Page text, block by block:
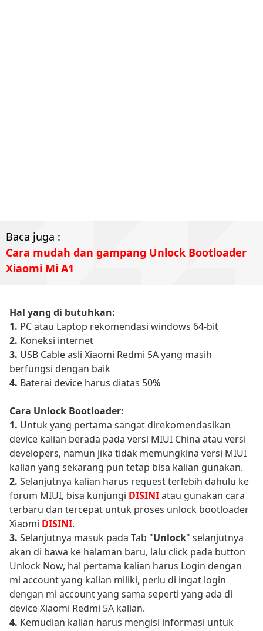
Baca juga :
Cara mudah dan gampang Unlock Bootloader
Xiaomi Mi A1
Hal yang di butuhkan:
1. PC atau Laptop rekomendasi windows 64-bit
2. Koneksi internet
3. USB Cable asli Xiaomi Redmi 5A yang masih
berfungsi dengan baik
4. Baterai device harus diatas 50%
Cara Unlock Bootloader:
1. Untuk yang pertama sangat direkomendasikan
device kalian berada pada versi MIUI China atau versi
developers, namun jika tidak memungkina versi MIUI
kalian yang sekarang pun tetap bisa kalian gunakan.
2. Selanjutnya kalian harus request terlebih dahulu ke
forum MIUI, bisa kunjungi DISINIatau gunakan cara
terbaru dan tercepat untuk proses unlock bootloader
Xiaomi DISINI.
3. Selanjutnya masuk pada Tab "Unlock" selanjutnya
akan di bawa ke halaman baru, lalu click pada button
Unlock Now, hal pertama kalian harus Login dengan
mi account yang kalian miliki, perlu di ingat login
dengan mi account yang sama seperti yang ada di
device Xiaomi Redmi 5A kalian.
4. Kemudian kalian harus mengisi informasi untuk